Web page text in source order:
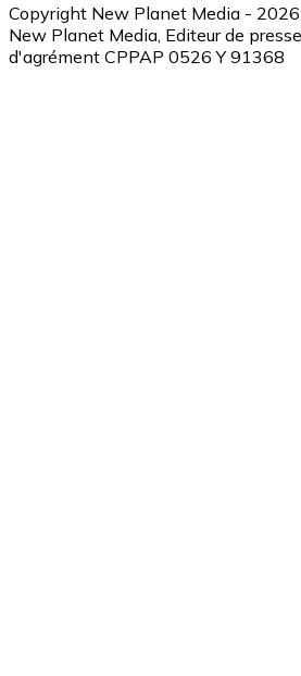
Copyright New Planet Media - 2026
New Planet Media, Editeur de
d'agrément CPPAP 0526 Y 91368